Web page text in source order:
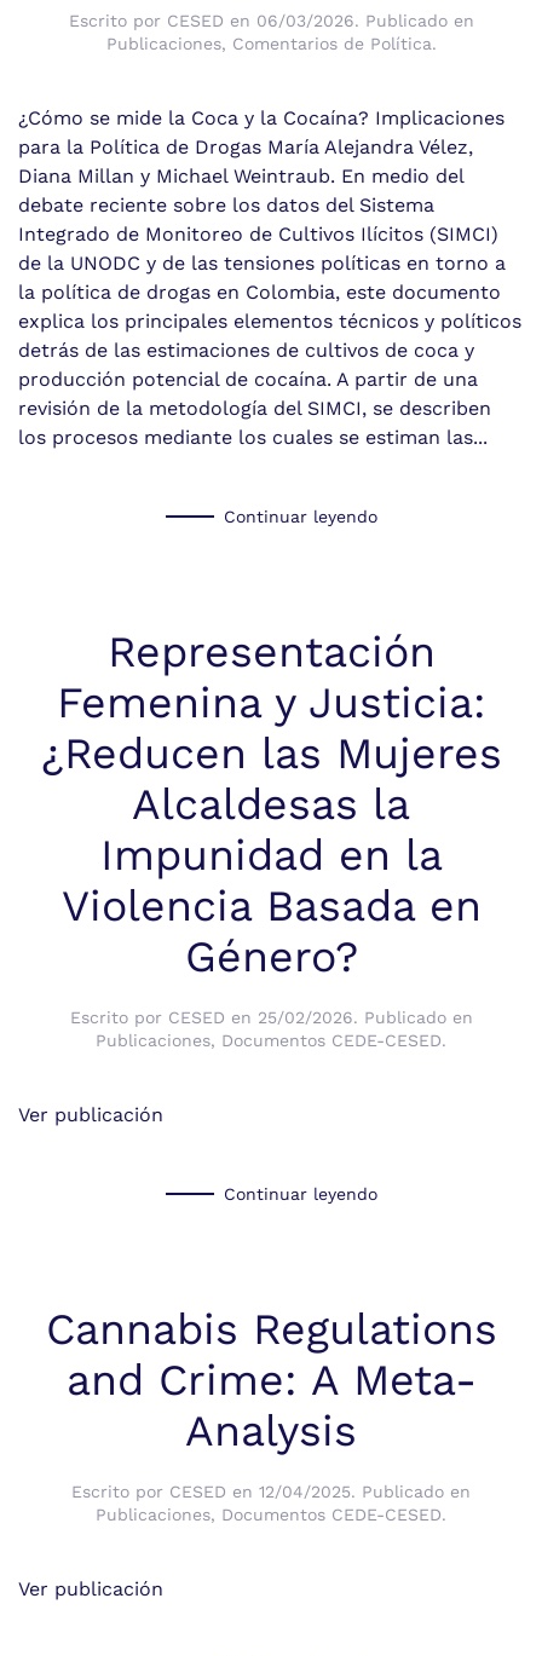
Escrito por CESED en 06/03/2026. Publicado en
Publicaciones, Comentarios de Política.
¿Cómo se mide la Coca y la Cocaína? Implicaciones
para la Política de Drogas María Alejandra Vélez,
Diana Millan y Michael Weintraub. En medio del
debate reciente sobre los datos del Sistema
Integrado de Monitoreo de Cultivos Ilícitos (SIMCI)
de la UNODC y de las tensiones políticas en torno a
la política de drogas en Colombia, este documento
explica los principales elementos técnicos y políticos
detrás de las estimaciones de cultivos de coca y
producción potencial de cocaína. A partir de una
revisión de la metodología del SIMCI, se describen
los procesos mediante los cuales se estiman las...
Continuar leyendo
Representación
Femenina y Justicia:
¿Reducen las Mujeres
Alcaldesas la
Impunidad en la
Violencia Basada en
Género?
Escrito por CESED en 25/02/2026. Publicado en
Publicaciones, Documentos CEDE-CESED.
Ver publicación
Continuar leyendo
Cannabis Regulations
and Crime: A Meta-
Analysis
Escrito por CESED en 12/04/2025. Publicado en
Publicaciones, Documentos CEDE-CESED.
Ver publicación